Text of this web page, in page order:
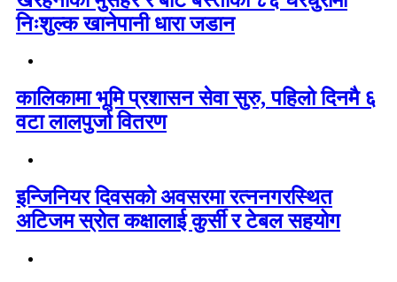
निःशुल्क खानेपानी धारा जडान
कालिकामा भूमि प्रशासन सेवा सुरु, पहिलो दिनमै ६
वटा लालपुर्जा वितरण
इन्जिनियर दिवसको अवसरमा रत्ननगरस्थित
अटिजम स्रोत कक्षालाई कुर्सी र टेबल सहयोग